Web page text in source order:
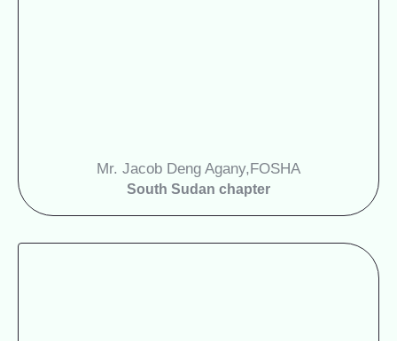
Mr. Jacob Deng Agany,FOSHA
South Sudan chapter